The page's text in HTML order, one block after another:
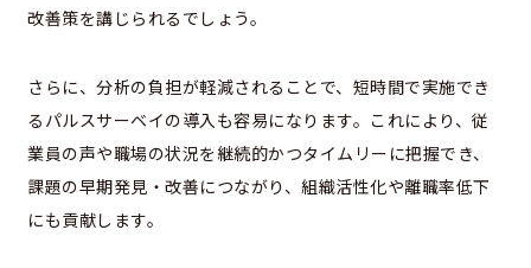
改善策を講じられるでしょう。
さらに、分析の負担が軽減されることで、短時間で実施でき
るパルスサーベイの導入も容易になります。これにより、従
業員の声や職場の状況を継続的かつタイムリーに把握でき、
課題の早期発見・改善につながり、組織活性化や離職率低下
にも貢献します。